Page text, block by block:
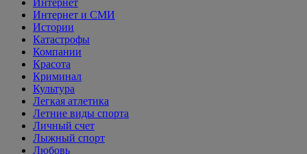
Интернет
Интернет и СМИ
Истории
Катастрофы
Компании
Красота
Криминал
Культура
Легкая атлетика
Летние виды спорта
Личный счет
Лыжный спорт
Любовь